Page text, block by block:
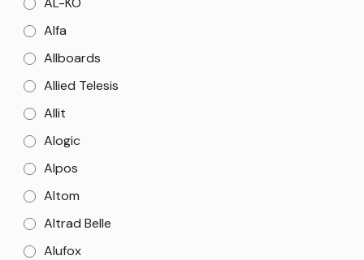
Alfa
Allboards
Allied Telesis
Allit
Alogic
Alpos
Altom
Altrad Belle
Alufox